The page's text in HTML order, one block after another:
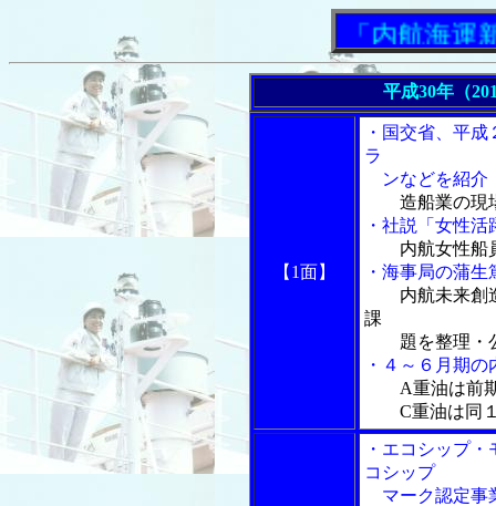
「内航海運新聞
平成30年（
【1面】
・国交省、平
ラ
ンなどを紹介
造船業の現
・社説「女性
内航女性船
・海事局の蒲
内航未来創
課
題を整理・
・４～６月期
A重油は前
C重油は同１
・エコシップ
コシップ
マーク認定事